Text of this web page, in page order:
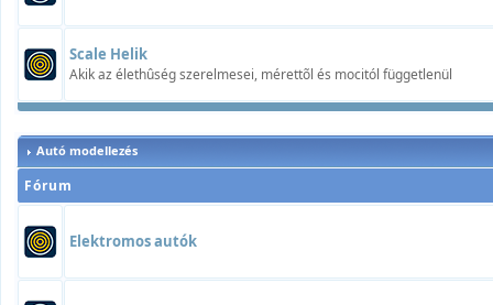
Scale Helik
Akik az élethûség szerelmesei, mérettõl és mocitól függetlenül
Autó modellezés
Fórum
Elektromos autók